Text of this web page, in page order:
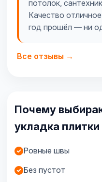
потолок,
Качество
год прошёл — ни
Все отзывы →
Почему
укладка
Ровные швы
Без пустот